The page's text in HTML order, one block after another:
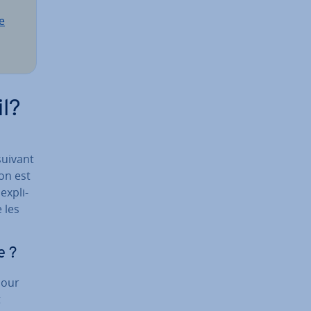
est
ex­pli­
les
?